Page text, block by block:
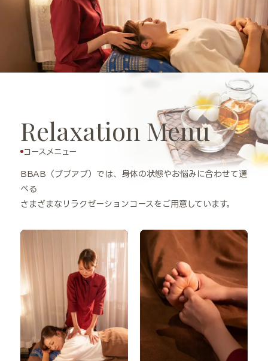
Relaxation Menu
コースメニュー
BBAB（ブブアブ）では、身体の状態やお悩みに合わせて選
べる
さまざまなリラクゼーションコースをご用意しています。